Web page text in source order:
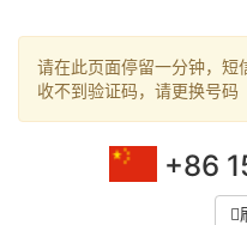
请在此页面停留一分钟，短
收不到验证码，请更换号码
+86